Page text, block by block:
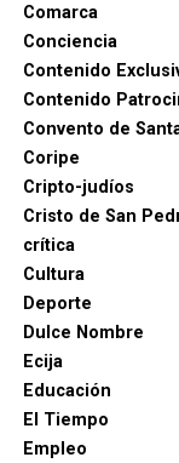
Comarca
Conciencia
Contenido
Contenido
Convento de
Coripe
Cripto-judíos
Cristo de San
crítica
Cultura
Deporte
Dulce Nombre
Ecija
Educación
El Tiempo
Empleo